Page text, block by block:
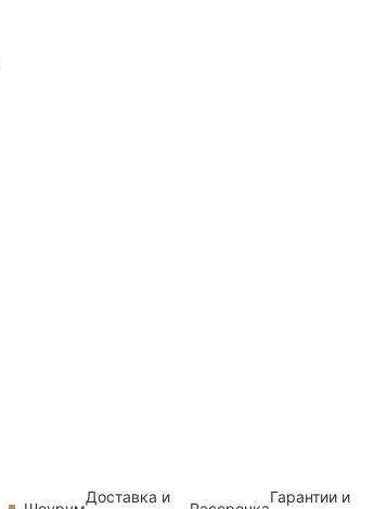
Доставка и
Гарантии и